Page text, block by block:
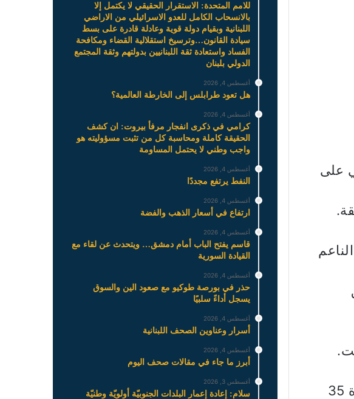
على
9 – يوضع القالب في الفرن المحمى مسبقاً بدرجة (180 مئوية) لمدة 35
للامم المتحدة: الاستقرار الحقيقي لا يكتمل إلا
بالانسحاب الكامل للعدو الاسرائيلي من الاراضي
اللبنانية وبقيام دولة قوية وعادلة قادرة على بسط
سيادة القانون…وترسيخ استقلالية القضاء ومكافحة
الفساد واستعادة ثقة اللبنانيين بدولتهم وثقة المجتمع
الدولي بلبنان
أغسطس 4, 2026
هل تعود طرابلس إلى الخارطة العالمية؟
أغسطس 4, 2026
كرامي في ذكرى انفجار مرفأ بيروت: ان كشف
الحقيقة كاملة ومحاسبة كل من تثبت مسؤوليته هو
واجب وطني لا يحتمل المساومة
أغسطس 4, 2026
النفط يرتفع مجددًا
أغسطس 4, 2026
ارتفاع في أسعار الذهب والفضة
أغسطس 4, 2026
قاسم يفتح الباب أمام دمشق… ويتحدث عن لقاء مع
القيادة السورية
أغسطس 4, 2026
حذر في بورصة طوكيو مع صعود الين والسوق
يسجل أداءً سلبيًا
أغسطس 4, 2026
أسرار وعناوين الصحف اللبنانية
أغسطس 4, 2026
أبرز ما جاء في مقالات صحف اليوم
أغسطس 3, 2026
سلام: إعادة إعمار البلدات الجنوبيّة أولويّة وطنيّة